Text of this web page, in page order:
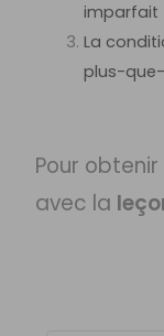
imparfait
La
plus-
Pour
avec la